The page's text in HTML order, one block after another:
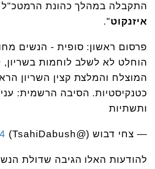
התקבלה במהלך כהונת הרמטכ"ל
איזנקוט".
פרסום ראשון: סופית - הנשים
הוחלט לא לשלב לוחמות בשריון,
המוצלח והמלצת קצין השריון
כטנקיסטיות. הסיבה הרשמית:
ותשתיות
— צחי דבוש (@TsahiDabush) 14
להודעות האלו הגיבה שדולת